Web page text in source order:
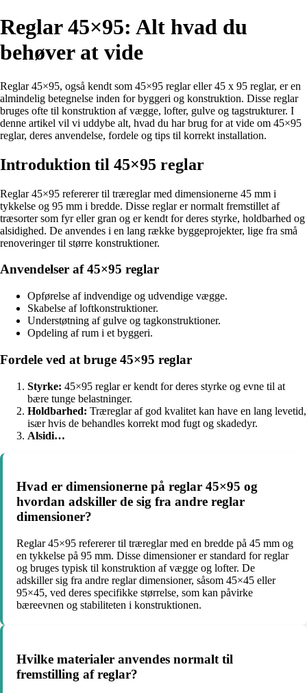
Reglar 45×95: Alt hvad du
behøver at vide
Reglar 45×95, også kendt som 45×95 reglar eller 45 x 95 reglar, er en
almindelig betegnelse inden for byggeri og konstruktion. Disse reglar
bruges ofte til konstruktion af vægge, lofter, gulve og tagstrukturer. I
denne artikel vil vi uddybe alt, hvad du har brug for at vide om 45×95
reglar, deres anvendelse, fordele og tips til korrekt installation.
Introduktion til 45×95 reglar
Reglar 45×95 refererer til træreglar med dimensionerne 45 mm i
tykkelse og 95 mm i bredde. Disse reglar er normalt fremstillet af
træsorter som fyr eller gran og er kendt for deres styrke, holdbarhed og
alsidighed. De anvendes i en lang række byggeprojekter, lige fra små
renoveringer til større konstruktioner.
Anvendelser af 45×95 reglar
Opførelse af indvendige og udvendige vægge.
Skabelse af loftkonstruktioner.
Understøtning af gulve og tagkonstruktioner.
Opdeling af rum i et byggeri.
Fordele ved at bruge 45×95 reglar
Styrke: 45×95 reglar er kendt for deres styrke og evne til at
bære tunge belastninger.
Holdbarhed: Træreglar af god kvalitet kan have en lang levetid,
især hvis de behandles korrekt mod fugt og skadedyr.
Alsidi…
Hvad er dimensionerne på reglar 45×95 og
hvordan adskiller de sig fra andre reglar
dimensioner?
Reglar 45×95 refererer til træreglar med en bredde på 45 mm og
en tykkelse på 95 mm. Disse dimensioner er standard for reglar
og bruges typisk til konstruktion af vægge og lofter. De
adskiller sig fra andre reglar dimensioner, såsom 45×45 eller
95×45, ved deres specifikke størrelse, som kan påvirke
bæreevnen og stabiliteten i konstruktionen.
Hvilke materialer anvendes normalt til
fremstilling af reglar?